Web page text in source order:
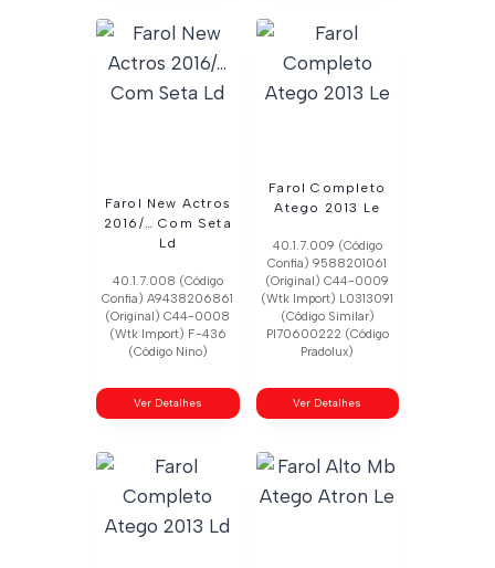
Farol New Actros
2016/… Com Seta
Ld
40.1.7.008 (Código
Confia) A9438206861
(Original) C44-0008
(Wtk Import) F-436
(Código Nino)
Ver Detalhes
Farol Completo
Atego 2013 Le
40.1.7.009 (Código
Confia) 9588201061
(Original) C44-0009
(Wtk Import) L0313091
(Código Similar)
Pl70600222 (Código
Pradolux)
Ver Detalhes